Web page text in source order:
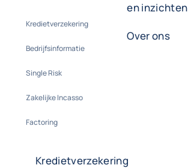
Kredietverzekering
Bedrijfsinformatie
Single Risk
Zakelijke Incasso
Factoring
en inzichten
Over ons
Kredietverzekering